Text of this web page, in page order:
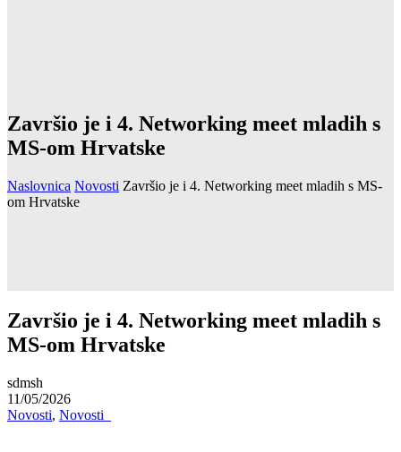
Završio je i 4. Networking meet mladih s
MS-om Hrvatske
Naslovnica Novosti Završio je i 4. Networking meet mladih s MS-
om Hrvatske
Završio je i 4. Networking meet mladih s
MS-om Hrvatske
sdmsh
11/05/2026
Novosti, Novosti_